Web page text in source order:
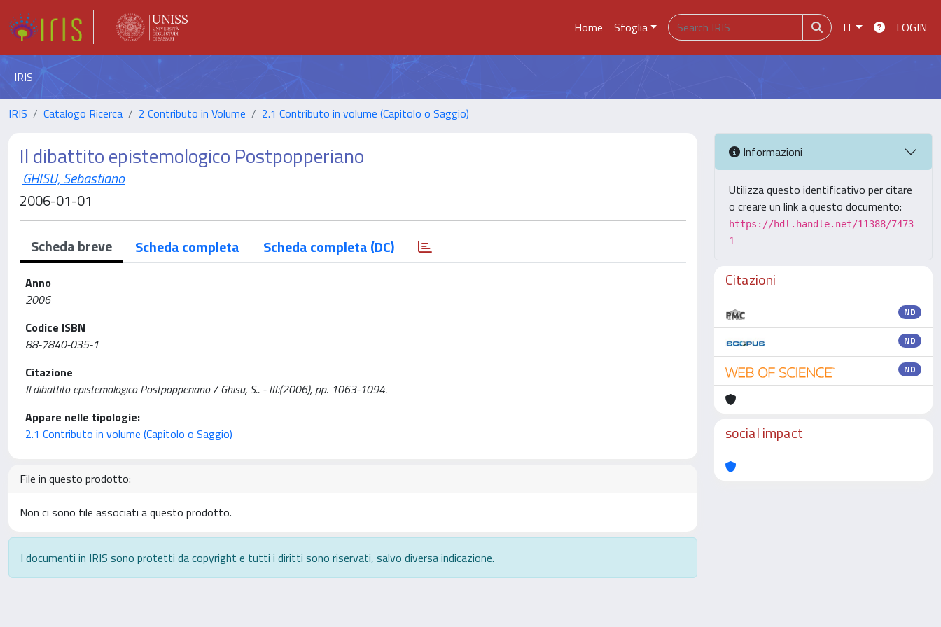
Home Sfoglia IT LOGIN
IRIS
IRIS Catalogo Ricerca 2 Contributo in Volume 2.1 Contributo in volume (Capitolo o Saggio)
Il dibattito epistemologico Postpopperiano
GHISU, Sebastiano
2006-01-01
Scheda breve Scheda completa Scheda completa (DC)
Anno
2006
Codice ISBN
88-7840-035-1
Citazione
Il dibattito epistemologico Postpopperiano / Ghisu, S.. - III:(2006), pp. 1063-1094.
Appare nelle tipologie:
2.1 Contributo in volume (Capitolo o Saggio)
File in questo prodotto:
Non ci sono file associati a questo prodotto.
I documenti in IRIS sono protetti da copyright e tutti i diritti sono riservati, salvo diversa indicazione.
Informazioni
Utilizza questo identificativo per citare
o creare un link a questo documento:
https://hdl.handle.net/11388/7473
1
Citazioni
ND
ND
ND
social impact